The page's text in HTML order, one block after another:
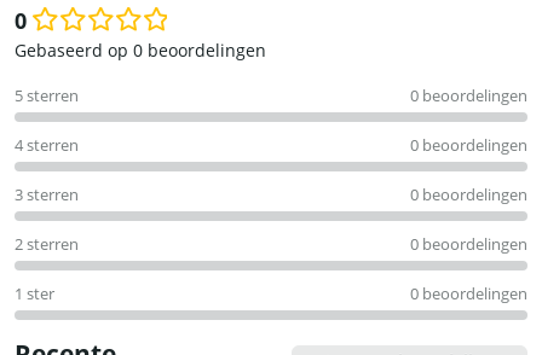
0
Waardering
uit
5
Gebaseerd op 0 beoordelingen
5 sterren 0 beoordelingen
4 sterren 0 beoordelingen
3 sterren 0 beoordelingen
2 sterren 0 beoordelingen
1 ster 0 beoordelingen